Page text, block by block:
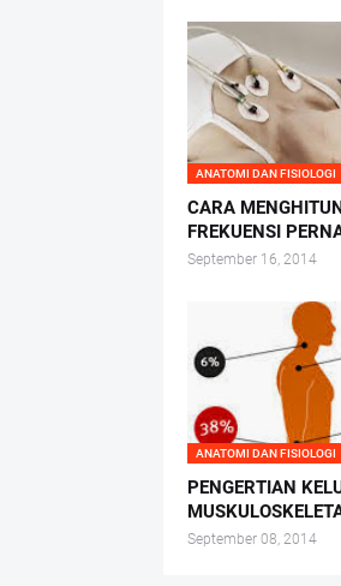
ANATOMI DAN FISIOLOGI
CARA
FREKUENSI
September 16, 2014
ANATOMI DAN FISIOLOGI
PENGERTIAN
September 08, 2014